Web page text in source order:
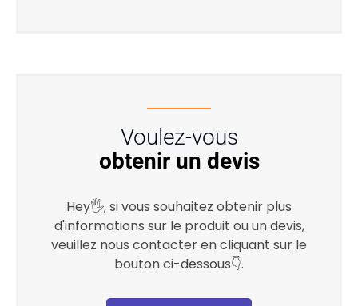
Voulez-vous
obtenir un devis
Hey🖐, si vous souhaitez obtenir plus
d'informations sur le produit ou un devis,
veuillez nous contacter en cliquant sur le
bouton ci-dessous👇.